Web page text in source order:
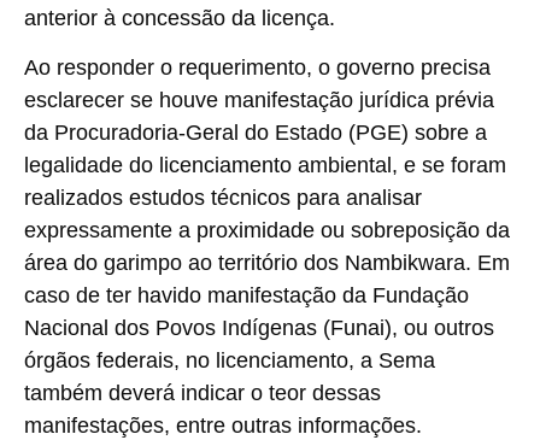
anterior à concessão da licença.
Ao responder o requerimento, o governo precisa
esclarecer se houve manifestação jurídica prévia
da Procuradoria-Geral do Estado (PGE) sobre a
legalidade do licenciamento ambiental, e se foram
realizados estudos técnicos para analisar
expressamente a proximidade ou sobreposição da
área do garimpo ao território dos Nambikwara. Em
caso de ter havido manifestação da Fundação
Nacional dos Povos Indígenas (Funai), ou outros
órgãos federais, no licenciamento, a Sema
também deverá indicar o teor dessas
manifestações, entre outras informações.